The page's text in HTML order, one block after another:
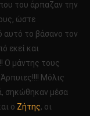
του άρπαζαν την
ώστε
αυτό το βάσανο τον
εκεί και
Ο μάντης τους
Μόλις
σηκώθηκαν μέσα
ο Ζήτης, οι